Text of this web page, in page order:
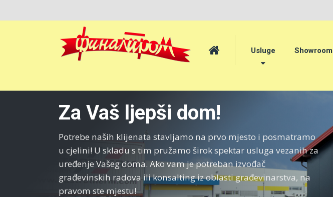
Usluge Showroom
Za Vaš ljepši dom!
Potrebe naših klijenata stavljamo na prvo mjesto i posmatramo
u cjelini! U skladu s tim pružamo širok spektar usluga vezanih za
uređenje Vašeg doma. Ako vam je potreban izvođač
građevinskih radova ili konsalting iz oblasti građevinarstva, na
pravom ste mjestu!